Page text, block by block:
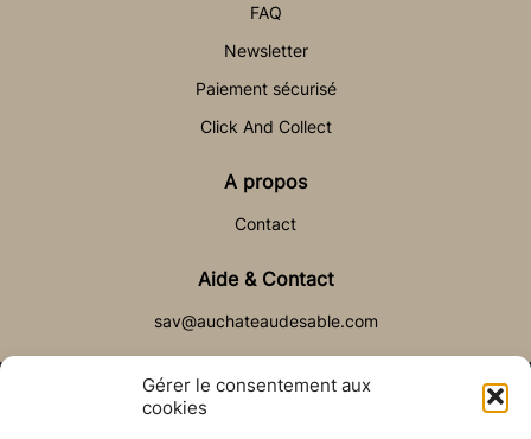
Gérer le consentement aux
cookies
FAQ
Newsletter
Paiement sécurisé
Click And Collect
A propos
Contact
Aide & Contact
sav@auchateaudesable.com